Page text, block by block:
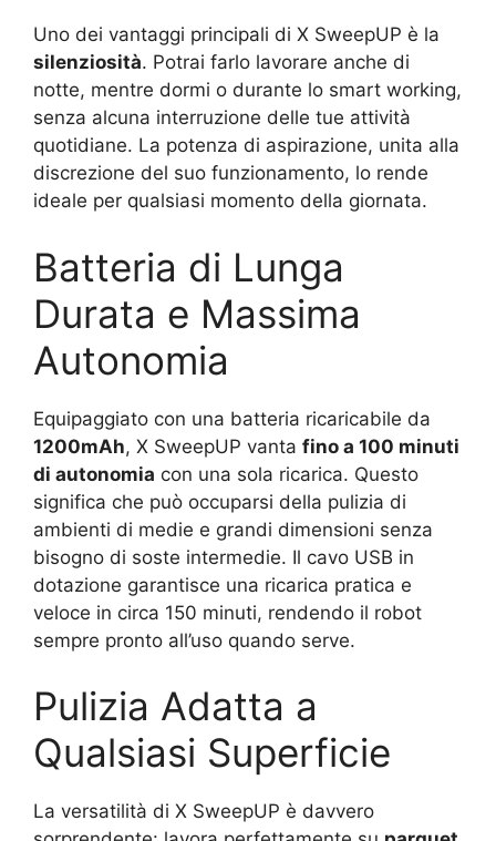
Uno dei vantaggi principali di X SweepUP è la
silenziosità. Potrai farlo lavorare anche di
notte, mentre dormi o durante lo smart working,
senza alcuna interruzione delle tue attività
quotidiane. La potenza di aspirazione, unita alla
discrezione del suo funzionamento, lo rende
ideale per qualsiasi momento della giornata.
Batteria di Lunga
Durata e Massima
Autonomia
Equipaggiato con una batteria ricaricabile da
1200mAh, X SweepUP vanta fino a 100 minuti
di autonomia con una sola ricarica. Questo
significa che può occuparsi della pulizia di
ambienti di medie e grandi dimensioni senza
bisogno di soste intermedie. Il cavo USB in
dotazione garantisce una ricarica pratica e
veloce in circa 150 minuti, rendendo il robot
sempre pronto all’uso quando serve.
Pulizia Adatta a
Qualsiasi Superficie
La versatilità di X SweepUP è davvero